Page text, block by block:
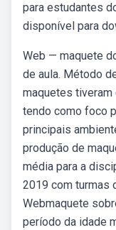
para estudantes
disponível para
Web — maquete
de aula. Método
maquetes tiveram
tendo como foco
principais
produção de
média para a
2019 com turmas
Webmaquete
período da idade